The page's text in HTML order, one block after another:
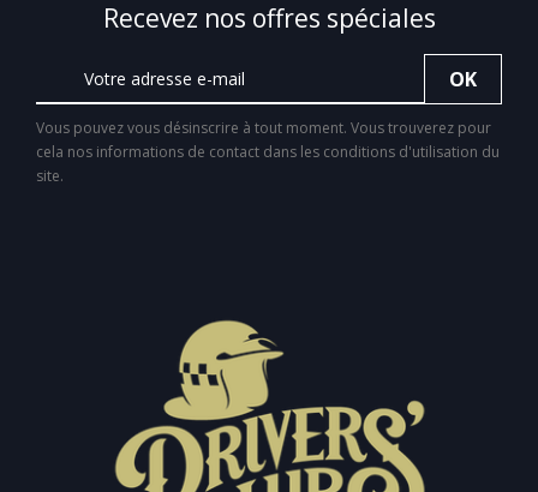
Recevez nos offres spéciales
Vous pouvez vous désinscrire à tout moment. Vous trouverez pour
cela nos informations de contact dans les conditions d'utilisation du
site.